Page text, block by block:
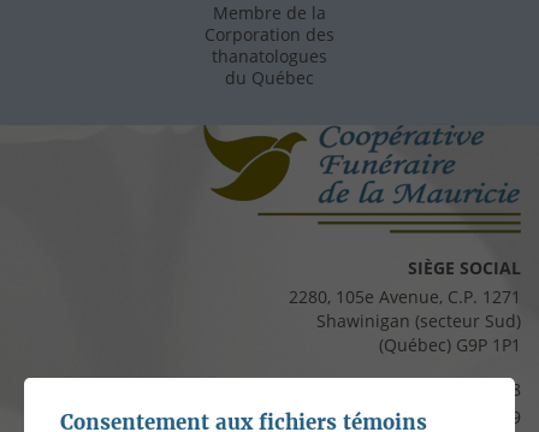
Membre de la
Corporation des
thanatologues
du Québec
SIÈGE SOCIAL
2280, 105e Avenue, C.P. 1271
Shawinigan (secteur Sud)
(Québec) G9P 1P1
819 537-8828
Télécopieur :819 537-8829
Consentement aux fichiers témoins